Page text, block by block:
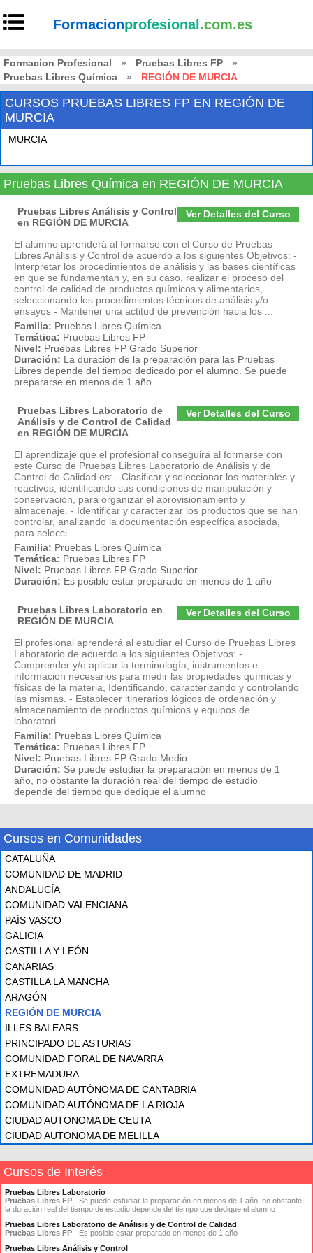
Formacionprofesional .com.es
Formacion Profesional » Pruebas Libres FP
»
Pruebas Libres Química
» REGIÓN DE MURCIA
CURSOS PRUEBAS LIBRES FP EN REGIÓN DE
MURCIA
MURCIA
Pruebas Libres Química en REGIÓN DE MURCIA
Ver Detalles del Curso
Pruebas Libres Análisis y Control
en REGIÓN DE MURCIA
El alumno aprenderá al formarse con el Curso de Pruebas
Libres Análisis y Control de acuerdo a los siguientes Objetivos: -
Interpretar los procedimientos de análisis y las bases científicas
en que se fundamentan y, en su caso, realizar el proceso del
control de calidad de productos químicos y alimentarios,
seleccionando los procedimientos técnicos de análisis y/o
ensayos - Mantener una actitud de prevención hacia los ...
Familia: Pruebas Libres Química
Temática: Pruebas Libres FP
Nivel: Pruebas Libres FP Grado Superior
Duración: La duración de la preparación para las Pruebas
Libres depende del tiempo dedicado por el alumno. Se puede
prepararse en menos de 1 año
Ver Detalles del Curso
Pruebas Libres Laboratorio de
Análisis y de Control de Calidad
en REGIÓN DE MURCIA
El aprendizaje que el profesional conseguirá al formarse con
este Curso de Pruebas Libres Laboratorio de Análisis y de
Control de Calidad es: - Clasificar y seleccionar los materiales y
reactivos, identificando sus condiciones de manipulación y
conservación, para organizar el aprovisionamiento y
almacenaje. - Identificar y caracterizar los productos que se han
controlar, analizando la documentación específica asociada,
para selecci...
Familia: Pruebas Libres Química
Temática: Pruebas Libres FP
Nivel: Pruebas Libres FP Grado Superior
Duración: Es posible estar preparado en menos de 1 año
Ver Detalles del Curso
Pruebas Libres Laboratorio en
REGIÓN DE MURCIA
El profesional aprenderá al estudiar el Curso de Pruebas Libres
Laboratorio de acuerdo a los siguientes Objetivos: -
Comprender y/o aplicar la terminología, instrumentos e
información necesarios para medir las propiedades químicas y
físicas de la materia, Identificando, caracterizando y controlando
las mismas. - Establecer itinerarios lógicos de ordenación y
almacenamiento de productos químicos y equipos de
laboratori...
Familia: Pruebas Libres Química
Temática: Pruebas Libres FP
Nivel: Pruebas Libres FP Grado Medio
Duración: Se puede estudiar la preparación en menos de 1
año, no obstante la duración real del tiempo de estudio
depende del tiempo que dedique el alumno
Cursos en Comunidades
CATALUÑA
COMUNIDAD DE MADRID
ANDALUCÍA
COMUNIDAD VALENCIANA
PAÍS VASCO
GALICIA
CASTILLA Y LEÓN
CANARIAS
CASTILLA LA MANCHA
ARAGÓN
REGIÓN DE MURCIA
ILLES BALEARS
PRINCIPADO DE ASTURIAS
COMUNIDAD FORAL DE NAVARRA
EXTREMADURA
COMUNIDAD AUTÓNOMA DE CANTABRIA
COMUNIDAD AUTÓNOMA DE LA RIOJA
CIUDAD AUTONOMA DE CEUTA
CIUDAD AUTONOMA DE MELILLA
Cursos de Interés
Pruebas Libres Laboratorio
Pruebas Libres FP - Se puede estudiar la preparación en menos de 1 año, no obstante
la duración real del tiempo de estudio depende del tiempo que dedique el alumno
Pruebas Libres Laboratorio de Análisis y de Control de Calidad
Pruebas Libres FP - Es posible estar preparado en menos de 1 año
Pruebas Libres Análisis y Control